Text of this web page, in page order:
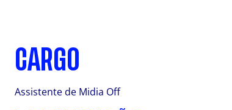
CARGO
Assistente de Midia Off